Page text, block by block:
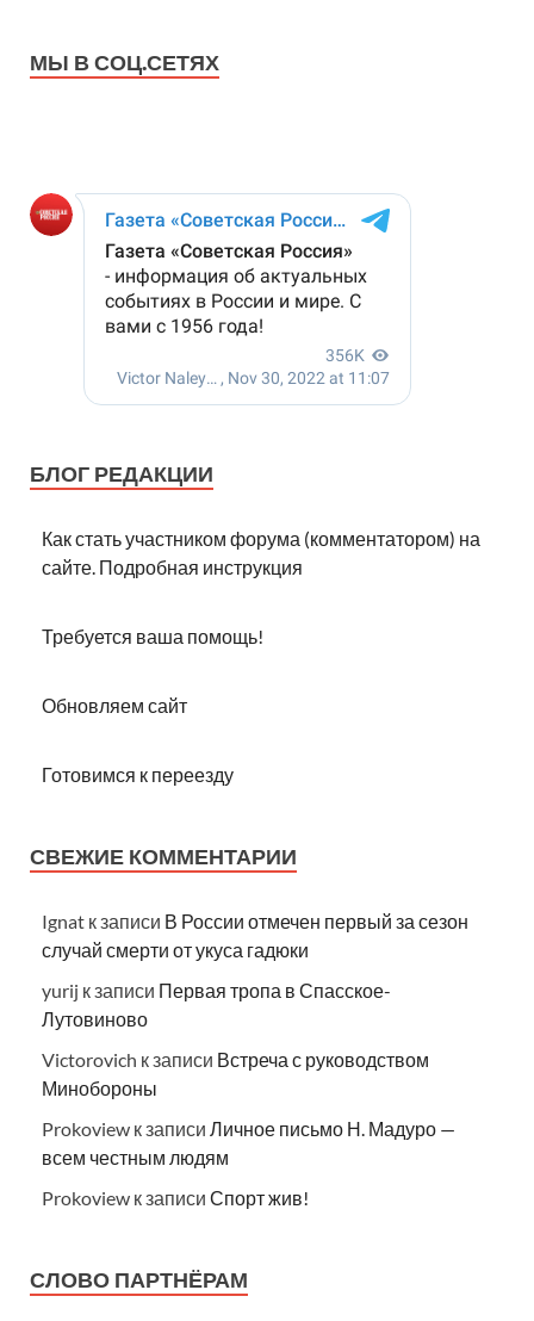
МЫ В СОЦ.СЕТЯХ
БЛОГ РЕДАКЦИИ
Как стать участником форума (комментатором) на
сайте. Подробная инструкция
Требуется ваша помощь!
Обновляем сайт
Готовимся к переезду
СВЕЖИЕ КОММЕНТАРИИ
Ignat к записи В России отмечен первый за сезон
случай смерти от укуса гадюки
yurij к записи Первая тропа в Спасское-
Лутовиново
Victorovich к записи Встреча с руководством
Минобороны
Prokoview к записи Личное письмо Н. Мадуро —
всем честным людям
Prokoview к записи Спорт жив!
СЛОВО ПАРТНЁРАМ